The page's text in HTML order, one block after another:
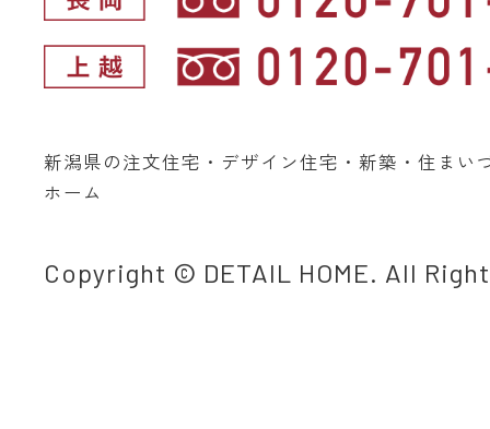
新潟県の注文住宅・デザイン住宅・新築・住まい
ホーム
Copyright © DETAIL HOME. All